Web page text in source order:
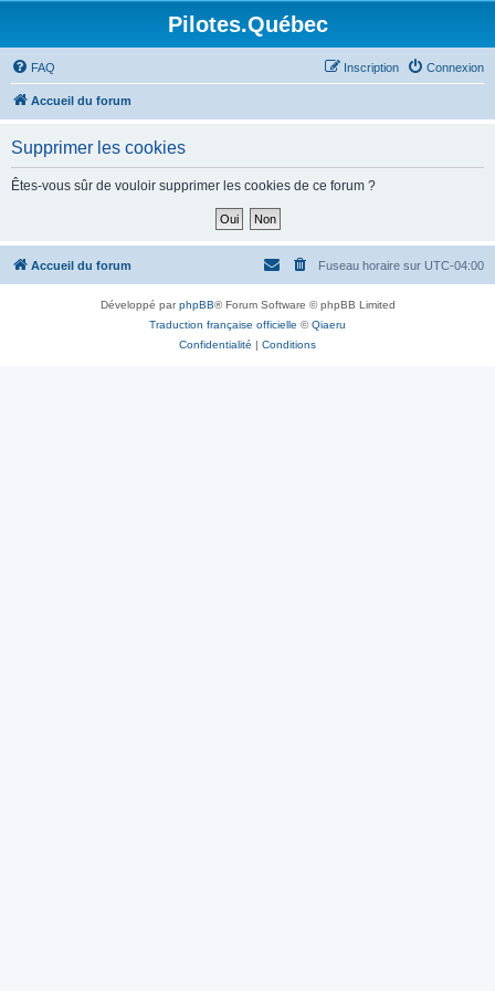
Pilotes.Québec
FAQ Connexion
Inscription
Accueil du forum
Supprimer les cookies
Êtes-vous sûr de vouloir supprimer les cookies de ce forum ?
Accueil du forum Fuseau horaire sur UTC-04:00
Développé parphpBB® Forum Software © phpBB Limited
Traduction française officielle ©Qiaeru
Confidentialité | Conditions